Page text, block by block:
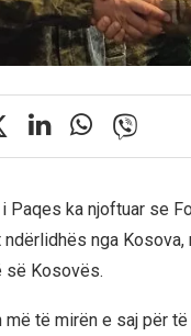
Paqes ka njoftuar se
nga Kosova,
së Kosovës.
të mirën e saj për